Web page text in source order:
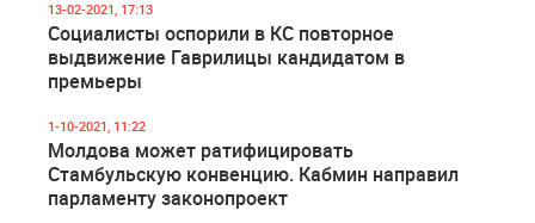
13-02-2021, 17:13
Социалисты оспорили в КС повторное
выдвижение Гаврилицы кандидатом в
премьеры
1-10-2021, 11:22
Молдова может ратифицировать
Стамбульскую конвенцию. Кабмин направил
парламенту законопроект